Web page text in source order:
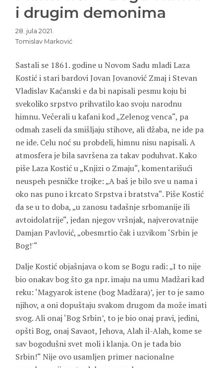
i drugim demonima
28. jula 2021.
Tomislav Marković
Sastali se 1861. godine u Novom Sadu mladi Laza
Kostić i stari bardovi Jovan Jovanović Zmaj i Stevan
Vladislav Kaćanski e da bi napisali pesmu koju bi
svekoliko srpstvo prihvatilo kao svoju narodnu
himnu. Večerali u kafani kod „Zelenog venca“, pa
odmah zaseli da smišljaju stihove, ali džaba, ne ide pa
ne ide. Celu noć su probdeli, himnu nisu napisali. A
atmosfera je bila savršena za takav poduhvat. Kako
piše Laza Kostić u „Knjizi o Zmaju“, komentarišući
neuspeh pesničke trojke: „A baš je bilo sve u nama i
oko nas puno i krcato Srpstva i bratstva“. Piše Kostić
da se u to doba, „u zanosu tadašnje srbomanije ili
avtoidolatrije“, jedan njegov vršnjak, najverovatnije
Damjan Pavlović, „obesmrtio čak i uzvikom ‘Srbin je
Bog!'“
Dalje Kostić objašnjava o kom se Bogu radi: „I to nije
bio onakav bog što ga npr. imaju na umu Madžari kad
reku: ‘Magyarok istene (bog Madžara)’, jer to je samo
njihov, a oni dopuštaju svakom drugom da može imati
svog. Ali onaj ‘Bog Srbin’, to je bio onaj pravi, jedini,
opšti Bog, onaj Savaot, Jehova, Alah il-Alah, kome se
sav bogodušni svet moli i klanja. On je tada bio
Srbin!“ Nije ovo usamljen primer nacionalne